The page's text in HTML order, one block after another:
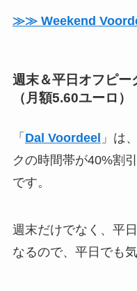
≫≫ Weekend
週末＆平日オフピー
（月額5.60ユーロ）
「 Dal Voordeel 」は
クの時間帯が40%割
です。
週末だけでなく、平
なるので、平日でも